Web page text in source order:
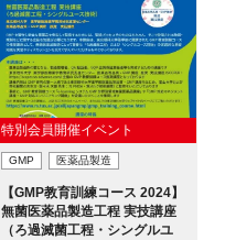
特別会員開催イベント
GMP 医薬品製造
【GMP教育訓練コース 2024】
無菌医薬品製造工程 実技講座
（ろ過滅菌工程・シングルユ